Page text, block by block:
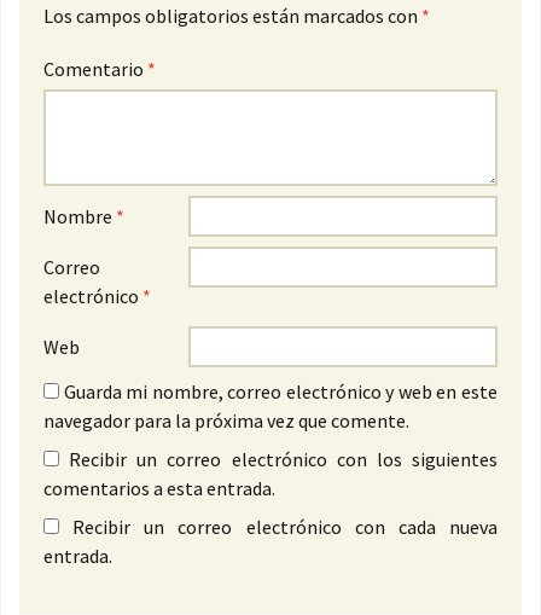
Los campos obligatorios están marcados con *
Comentario *
Nombre *
Correo
electrónico *
Web
Guarda mi nombre, correo electrónico y web en este
navegador para la próxima vez que comente.
Recibir un correo electrónico con los siguientes
comentarios a esta entrada.
Recibir un correo electrónico con cada nueva
entrada.